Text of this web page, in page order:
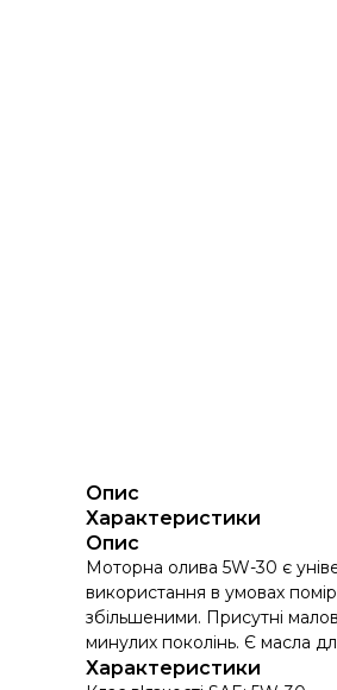
Опис
Характеристики
Опис
Моторна олива 5W-30 є
використання в умовах
збільшеними. Присутні
минулих поколінь. Є масла
Характеристики